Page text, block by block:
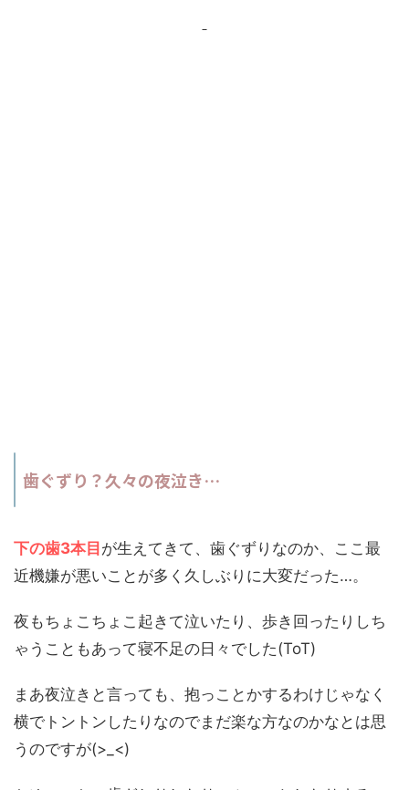
歯ぐずり？久々の夜泣き…
下の歯3本目 が生えてきて、歯ぐずりなのか、ここ最
近機嫌が悪いことが多く久しぶりに大変だった…。
夜もちょこちょこ起きて泣いたり、歩き回ったりしち
ゃうこともあって寝不足の日々でした(ToT)
まあ夜泣きと言っても、抱っことかするわけじゃなく
横でトントンしたりなのでまだ楽な方なのかなとは思
うのですが(>_<)